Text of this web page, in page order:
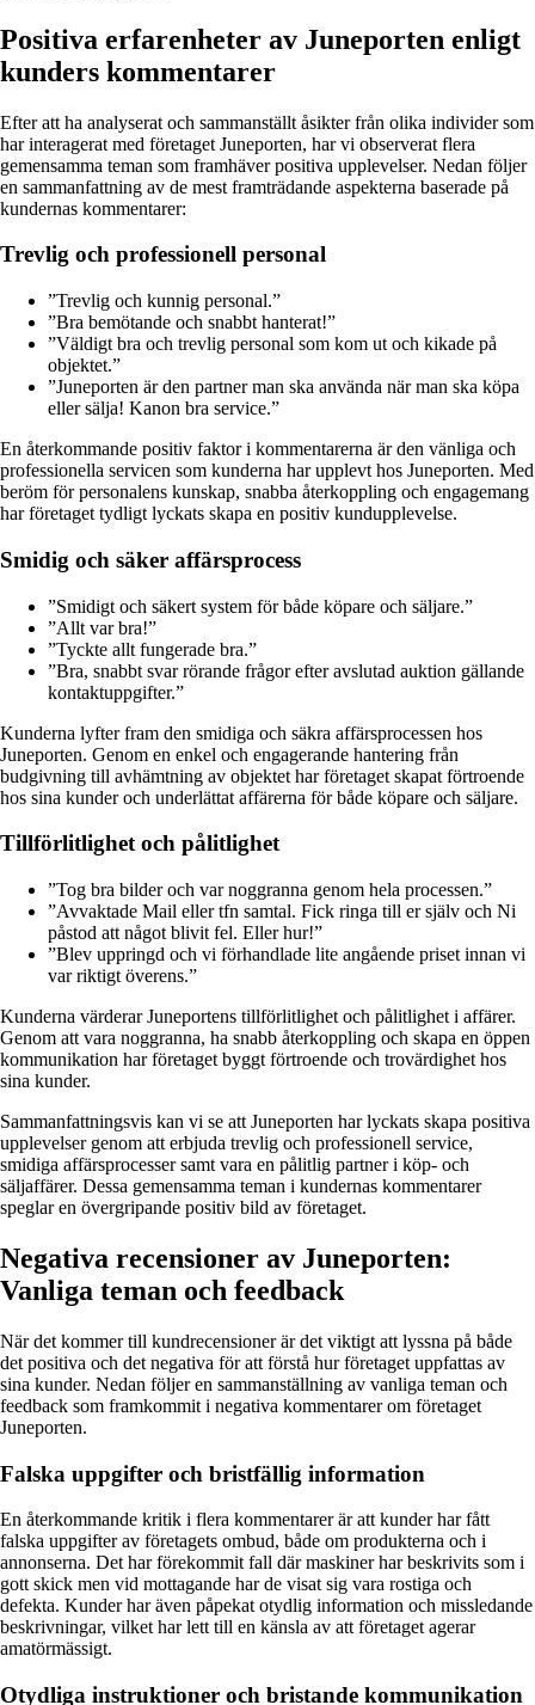
Positiva erfarenheter av Juneporten enligt
kunders kommentarer
Efter att ha analyserat och sammanställt åsikter från olika individer som
har interagerat med företaget Juneporten, har vi observerat flera
gemensamma teman som framhäver positiva upplevelser. Nedan följer
en sammanfattning av de mest framträdande aspekterna baserade på
kundernas kommentarer:
Trevlig och professionell personal
”Trevlig och kunnig personal.”
”Bra bemötande och snabbt hanterat!”
”Väldigt bra och trevlig personal som kom ut och kikade på
objektet.”
”Juneporten är den partner man ska använda när man ska köpa
eller sälja! Kanon bra service.”
En återkommande positiv faktor i kommentarerna är den vänliga och
professionella servicen som kunderna har upplevt hos Juneporten. Med
beröm för personalens kunskap, snabba återkoppling och engagemang
har företaget tydligt lyckats skapa en positiv kundupplevelse.
Smidig och säker affärsprocess
”Smidigt och säkert system för både köpare och säljare.”
”Allt var bra!”
”Tyckte allt fungerade bra.”
”Bra, snabbt svar rörande frågor efter avslutad auktion gällande
kontaktuppgifter.”
Kunderna lyfter fram den smidiga och säkra affärsprocessen hos
Juneporten. Genom en enkel och engagerande hantering från
budgivning till avhämtning av objektet har företaget skapat förtroende
hos sina kunder och underlättat affärerna för både köpare och säljare.
Tillförlitlighet och pålitlighet
”Tog bra bilder och var noggranna genom hela processen.”
”Avvaktade Mail eller tfn samtal. Fick ringa till er själv och Ni
påstod att något blivit fel. Eller hur!”
”Blev uppringd och vi förhandlade lite angående priset innan vi
var riktigt överens.”
Kunderna värderar Juneportens tillförlitlighet och pålitlighet i affärer.
Genom att vara noggranna, ha snabb återkoppling och skapa en öppen
kommunikation har företaget byggt förtroende och trovärdighet hos
sina kunder.
Sammanfattningsvis kan vi se att Juneporten har lyckats skapa positiva
upplevelser genom att erbjuda trevlig och professionell service,
smidiga affärsprocesser samt vara en pålitlig partner i köp- och
säljaffärer. Dessa gemensamma teman i kundernas kommentarer
speglar en övergripande positiv bild av företaget.
Negativa recensioner av Juneporten:
Vanliga teman och feedback
När det kommer till kundrecensioner är det viktigt att lyssna på både
det positiva och det negativa för att förstå hur företaget uppfattas av
sina kunder. Nedan följer en sammanställning av vanliga teman och
feedback som framkommit i negativa kommentarer om företaget
Juneporten.
Falska uppgifter och bristfällig information
En återkommande kritik i flera kommentarer är att kunder har fått
falska uppgifter av företagets ombud, både om produkterna och i
annonserna. Det har förekommit fall där maskiner har beskrivits som i
gott skick men vid mottagande har de visat sig vara rostiga och
defekta. Kunder har även påpekat otydlig information och missledande
beskrivningar, vilket har lett till en känsla av att företaget agerar
amatörmässigt.
Otydliga instruktioner och bristande kommunikation